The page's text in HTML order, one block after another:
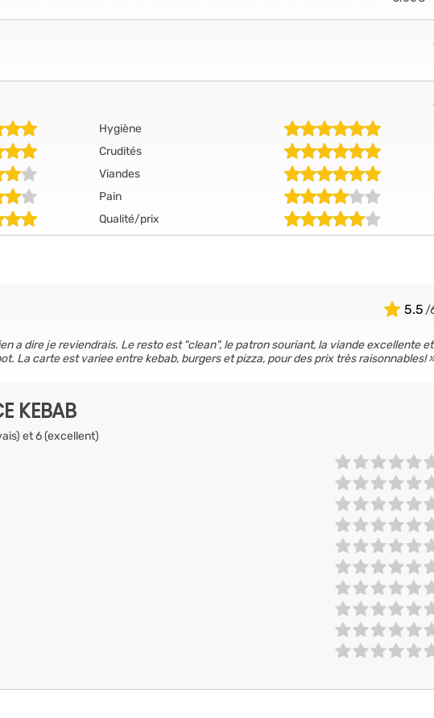
Hygiène
Crudités
Viandes
Pain
Qualité/prix
5.5
a dire je reviendrais. Le resto est "clean", le patron souriant, la viande excellente et
La carte est variee entre kebab, burgers et pizza, pour des prix très raisonnables!
KEBAB
et 6 (excellent)